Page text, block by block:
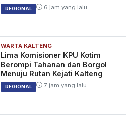
REGIONAL 6 jam yang lalu
WARTA KALTENG
Lima Komisioner KPU Kotim
Berompi Tahanan dan Borgol
Menuju Rutan Kejati Kalteng
REGIONAL 7 jam yang lalu